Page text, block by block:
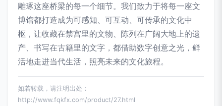
雕琢这座桥梁的每一个细节。我们致力于将每一座文
博馆都打造成为可感知、可互动、可传承的文化中
枢，让收藏在禁宫里的文物、陈列在广阔大地上的遗
产、书写在古籍里的文字，都借助数字创意之光，鲜
活地走进当代生活，照亮未来的文化旅程。
如若转载，请注明出处：
http://www.fqkfx.com/product/27.html